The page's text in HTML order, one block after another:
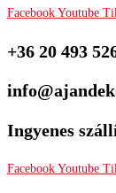
Facebook Youtube
+36 20 493
Ingyenes
Facebook Youtube